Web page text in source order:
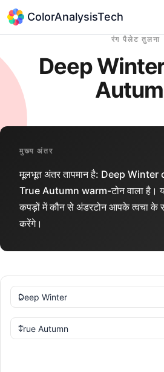
ColorAnalysisTech
रंग पैलेट तुलना
Deep
मुख्य अंतर
मूलभूत अंतर तापमान है: Deep Winter
True Autumn warm-टोन वाला है।
कपड़ों में कौन से अंडरटोन आपके त्वचा के
करेंगे।